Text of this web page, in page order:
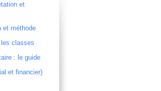
et
et méthode
classes
: le guide
et financier)